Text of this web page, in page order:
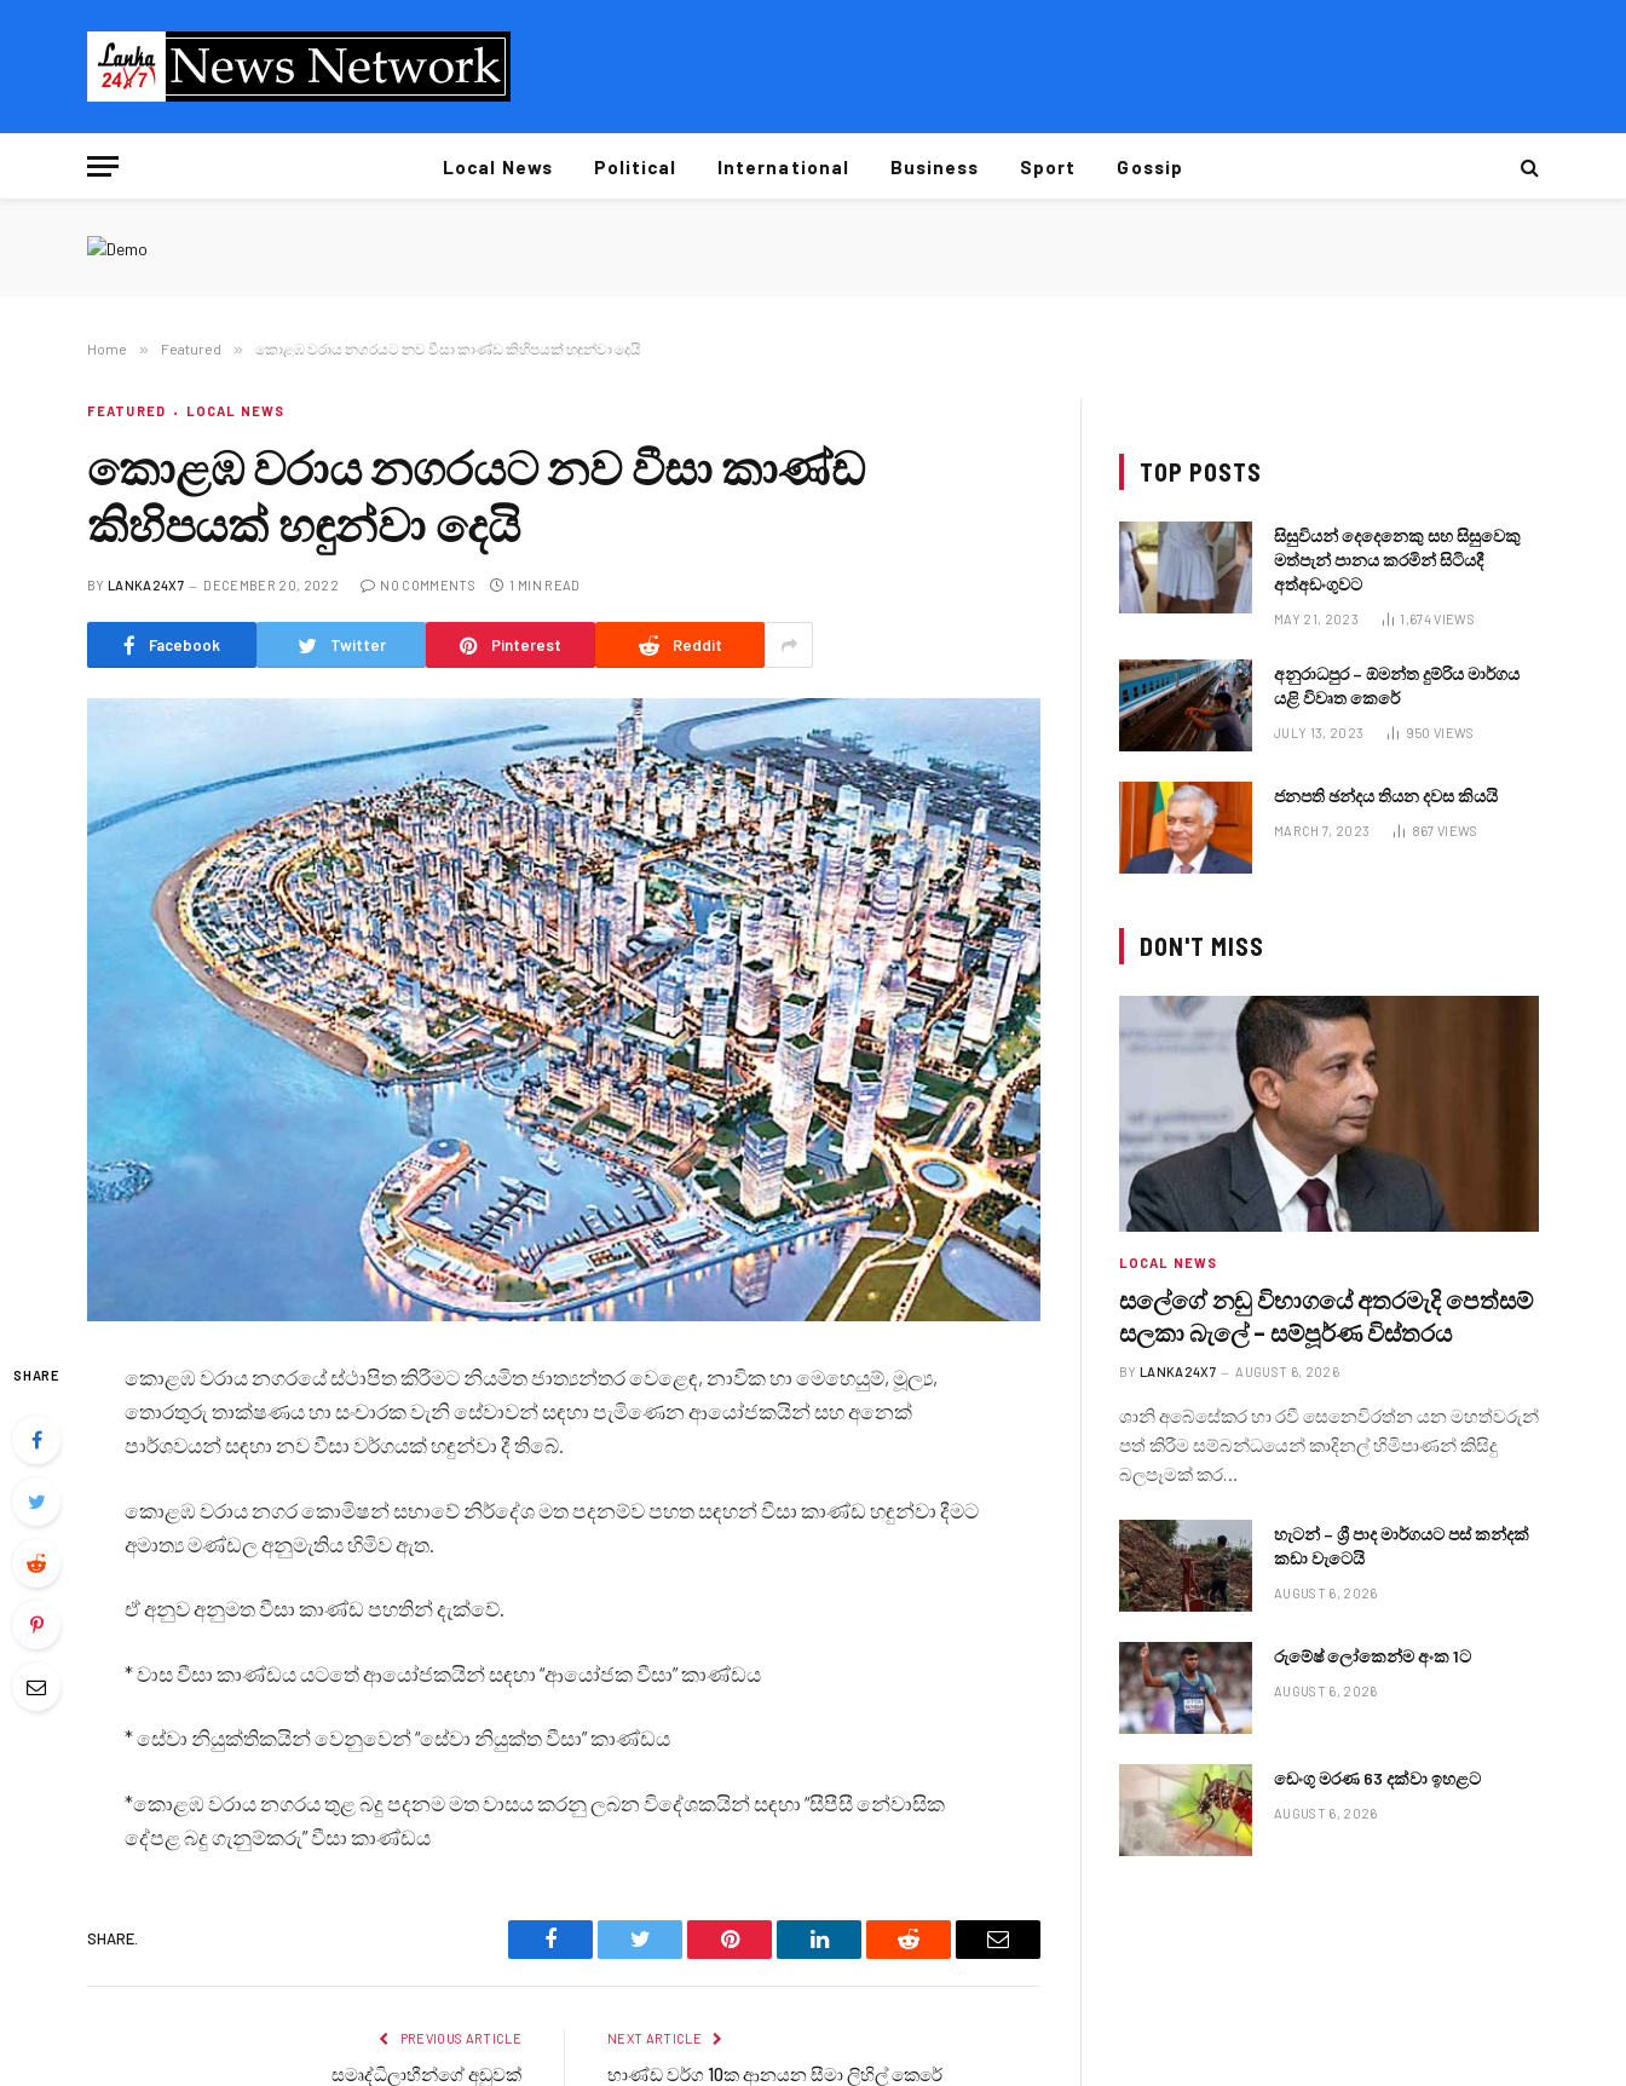
Local News Political International Business Sport Gossip
Home » Featured » කොළඹ වරාය නගරයට නව වීසා කාණ්ඩ කිහිපයක් හඳුන්වා දෙයි
FEATURED LOCAL NEWS
කොළඹ වරාය නගරයට නව වීසා කාණ්ඩ
කිහිපයක් හඳුන්වා දෙයි
BY LANKA24X7 DECEMBER 20, 2022 NO COMMENTS 1 MIN READ
Facebook Twitter Pinterest Reddit
SHARE
කොළඹ වරාය නගරයේ ස්ථාපිත කිරීමට නියමිත ජාත්‍යන්තර වෙළෙඳ, නාවික හා මෙහෙයුම්, මූල්‍ය,
තොරතුරු තාක්ෂණය හා සංචාරක වැනි සේවාවන් සඳහා පැමිණෙන ආයෝජකයින් සහ අනෙක්
පාර්ශවයන් සඳහා නව වීසා වර්ගයක් හඳුන්වා දී තිබේ.
කොළඹ වරාය නගර කොමිෂන් සභාවේ නිර්දේශ මත පදනම්ව පහත සඳහන් වීසා කාණ්ඩ හඳුන්වා දීමට
අමාත්‍ය මණ්ඩල අනුමැතිය හිමිව ඇත.
ඒ අනුව අනුමත වීසා කාණ්ඩ පහතින් දැක්වේ.
* වාස වීසා කාණ්ඩය යටතේ ආයෝජකයින් සඳහා “ආයෝජක වීසා” කාණ්ඩය
* සේවා නියුක්තිකයින් වෙනුවෙන් “සේවා නියුක්ත වීසා” කාණ්ඩය
*කොළඹ වරාය නගරය තුළ බදු පදනම මත වාසය කරනු ලබන විදේශකයින් සඳහා “සීපීසී නේවාසික
දේපළ බදු ගැනුම්කරු” වීසා කාණ්ඩය
SHARE.
Facebook Twitter Pinterest LinkedIn Reddit Email
PREVIOUS ARTICLE
සමෘද්ධිලාභීන්ගේ අඩුවක්
NEXT ARTICLE
භාණ්ඩ වර්ග 10ක ආනයන සීමා ලිහිල් කෙරේ
TOP POSTS
සිසුවියන් දෙදෙනෙකු සහ සිසුවෙකු
මත්පැන් පානය කරමින් සිටියදී
අත්අඩංගුවට
MAY 21, 2023 1,674VIEWS
අනුරාධපුර – ඕමන්ත දුම්රිය මාර්ගය
යළි විවෘත කෙරේ
JULY 13, 2023 950 VIEWS
ජනපති ඡන්දය තියන දවස කියයි
MARCH 7, 2023 867 VIEWS
DON'T MISS
LOCAL NEWS
සලේගේ නඩු විභාගයේ අතරමැදි පෙත්සම්
සලකා බැලේ – සම්පූර්ණ විස්තරය
BY LANKA24X7 AUGUST 6, 2026
ශානි අබේසේකර හා රවී සෙනෙවිරත්න යන මහත්වරුන්
පත් කිරීම සම්බන්ධයෙන් කාදිනල් හිමිපාණන් කිසිදු
බලපෑමක් කර…
හැටන් – ශ්‍රී පාද මාර්ගයට පස් කන්දක්
කඩා වැටෙයි
AUGUST 6, 2026
රුමේෂ් ලෝකෙන්ම අංක 1ට
AUGUST 6, 2026
ඩෙංගු මරණ 63 දක්වා ඉහළට
AUGUST 6, 2026